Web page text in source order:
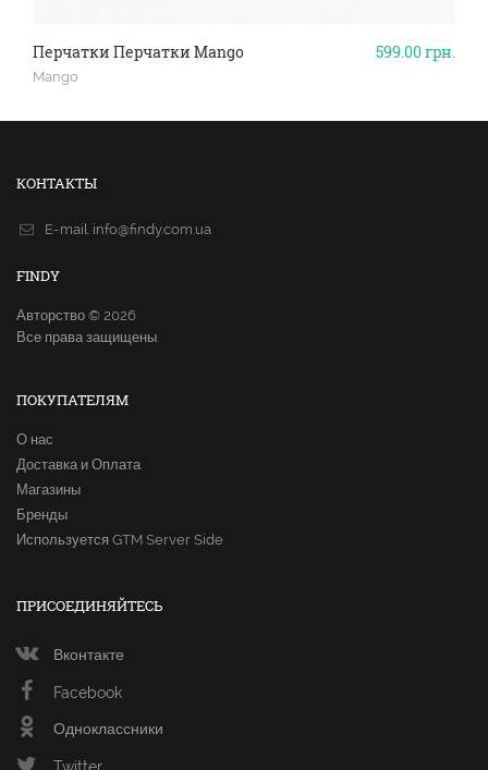
599.00грн.
Перчатки Перчатки Mango
Mango
КОНТАКТЫ
E-mail. info@findy.com.ua
FINDY
Авторство © 2026
Все права защищены.
ПОКУПАТЕЛЯМ
О нас
Доставка и Оплата
Магазины
Бренды
Используется GTM Server Side
ПРИСОЕДИНЯЙТЕСЬ
Вконтакте
Facebook
Одноклассники